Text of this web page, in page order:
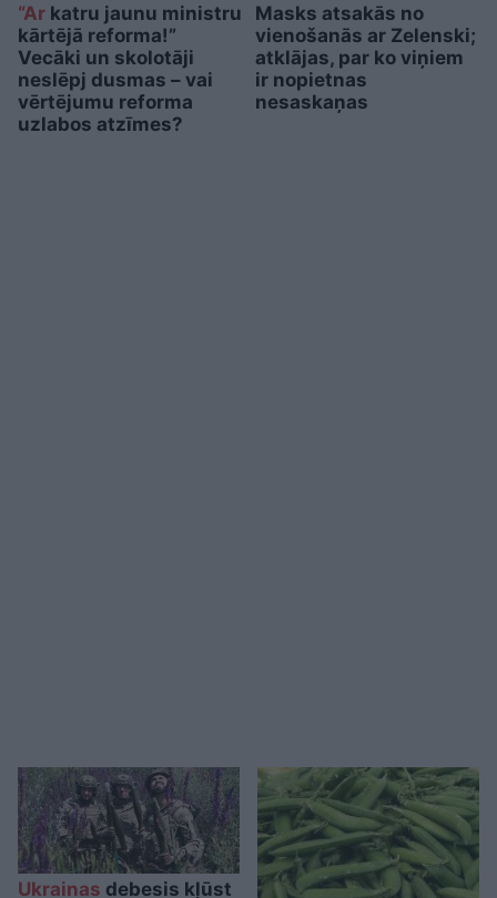
“Ar katru jaunu ministru
kārtējā reforma!”
Vecāki un skolotāji
neslēpj dusmas – vai
vērtējumu reforma
uzlabos atzīmes?
Masks atsakās no
vienošanās ar Zelenski;
atklājas, par ko viņiem
ir nopietnas
nesaskaņas
Ukrainas debesis kļūst